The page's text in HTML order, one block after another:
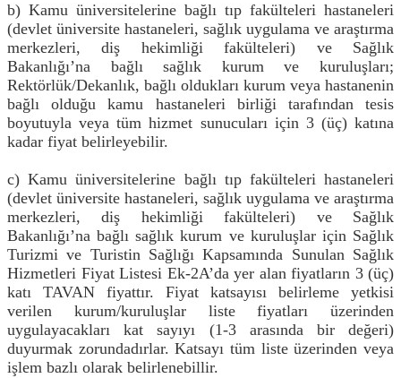
b) Kamu üniversitelerine bağlı tıp fakülteleri hastaneleri
(devlet üniversite hastaneleri, sağlık uygulama ve araştırma
merkezleri, diş hekimliği fakülteleri) ve Sağlık
Bakanlığı’na bağlı sağlık kurum ve kuruluşları;
Rektörlük/Dekanlık, bağlı oldukları kurum veya hastanenin
bağlı olduğu kamu hastaneleri birliği tarafından tesis
boyutuyla veya tüm hizmet sunucuları için 3 (üç) katına
kadar fiyat belirleyebilir.
c) Kamu üniversitelerine bağlı tıp fakülteleri hastaneleri
(devlet üniversite hastaneleri, sağlık uygulama ve araştırma
merkezleri, diş hekimliği fakülteleri) ve Sağlık
Bakanlığı’na bağlı sağlık kurum ve kuruluşlar için Sağlık
Turizmi ve Turistin Sağlığı Kapsamında Sunulan Sağlık
Hizmetleri Fiyat Listesi Ek-2A’da yer alan fiyatların 3 (üç)
katı TAVAN fiyattır. Fiyat katsayısı belirleme yetkisi
verilen kurum/kuruluşlar liste fiyatları üzerinden
uygulayacakları kat sayıyı (1-3 arasında bir değeri)
duyurmak zorundadırlar. Katsayı tüm liste üzerinden veya
işlem bazlı olarak belirlenebillir.